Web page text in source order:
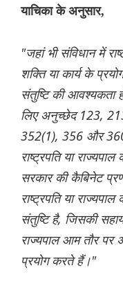
याचिका के अनुसार,
"जहां भी संविधान में
शक्ति या कार्य के
संतुष्टि की आवश्यकता
लिए अनुच्छेद 123,
352(1), 356 और 360,
राष्ट्रपति या
सरकार की कैबिनेट
राष्ट्रपति या
संतुष्टि है, जिसकी
राज्यपाल आम तौर पर
प्रयोग करते हैं।"